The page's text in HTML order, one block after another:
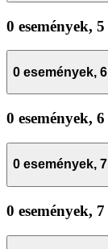
0 események, 5
0 események, 6
0 események, 6
0 események, 7
0 események, 7